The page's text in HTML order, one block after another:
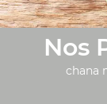
Nos
chana